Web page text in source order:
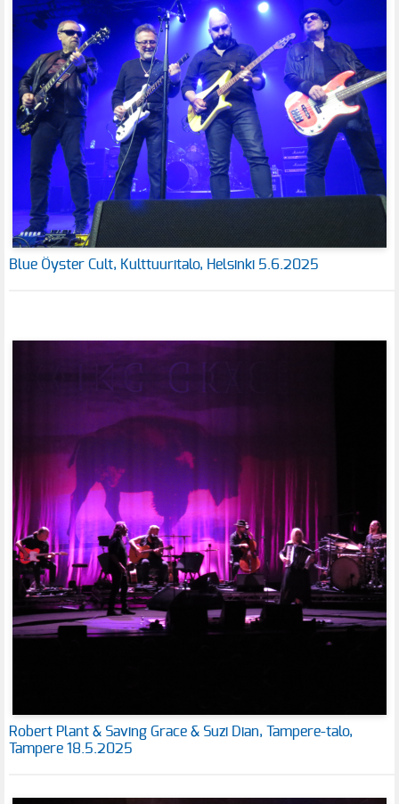
Blue Öyster Cult, Kulttuuritalo, Helsinki 5.6.2025
Robert Plant & Saving Grace & Suzi Dian, Tampere-talo,
Tampere 18.5.2025